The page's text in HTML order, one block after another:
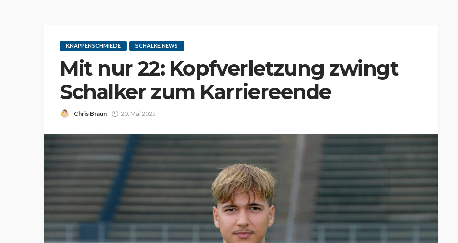
KNAPPENSCHMIEDE SCHALKE NEWS
Mit nur 22: Kopfverletzung zwingt
Schalker zum Karriereende
Chris Braun 20. Mai 2025